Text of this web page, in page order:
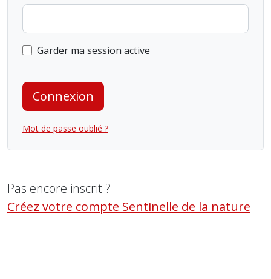
Garder ma session active
Connexion
Mot de passe oublié ?
Pas encore inscrit ?
Créez votre compte Sentinelle de la nature